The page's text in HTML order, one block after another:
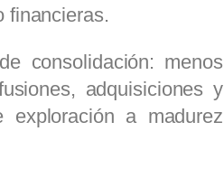
financieras.
consolidación: menos
adquisiciones y
exploración a madurez